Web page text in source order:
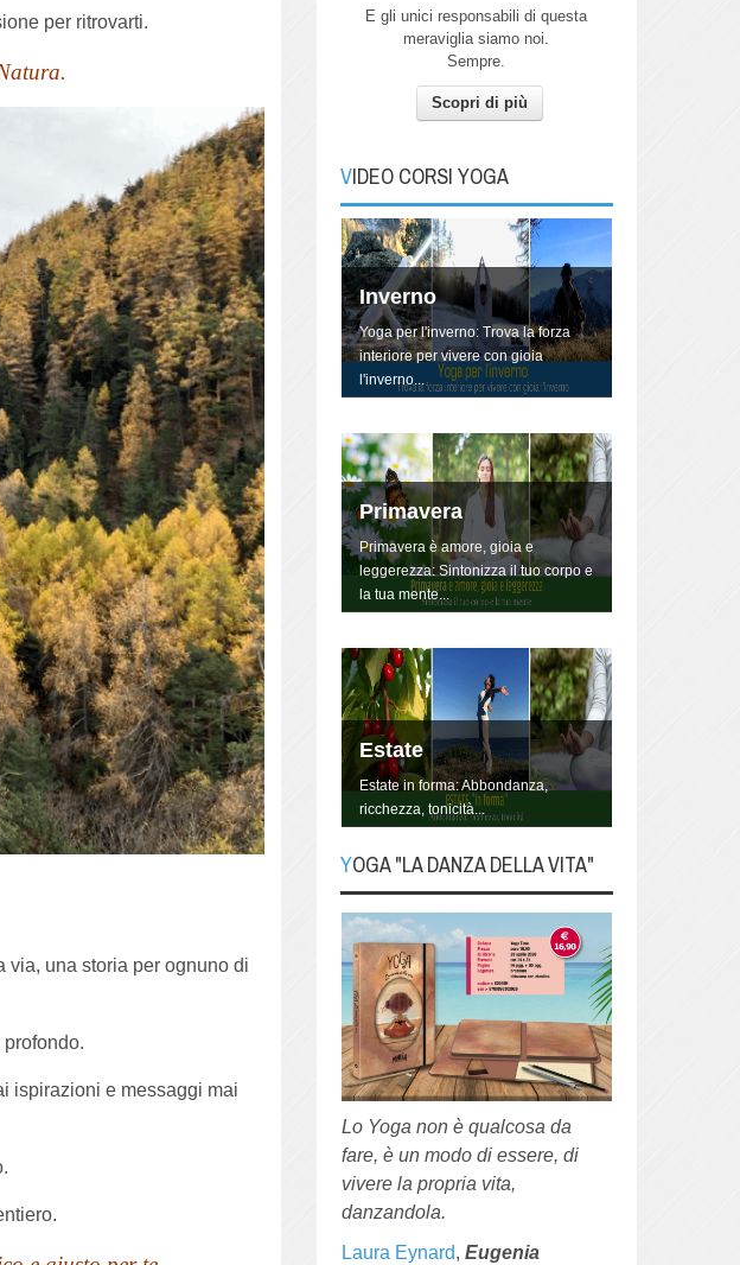
per ritrovarti.
via, una storia per ognuno di
ispirazioni e messaggi mai
E gli unici responsabili di questa
meraviglia siamo noi.
Sempre.
Scopri di più
VIDEO CORSI YOGA
Autunno
Inverno
Yoga per l'inverno: Trova la forza
interiore per vivere con gioia
l'inverno...
Primavera
Primavera è amore, gioia e
leggerezza: Sintonizza il tuo corpo e
la tua mente...
Estate
Estate in forma: Abbondanza,
ricchezza, tonicità...
YOGA "La danza della
Vita"
Lo Yoga non è qualcosa da fare, è
un modo di essere, di vivere la
propria vita, danzandola.
YOGA "LA DANZA DELLA VITA"
Lo Yoga non è qualcosa da
fare, è un modo di essere, di
vivere la propria vita,
danzandola.
Laura Eynard, Eugenia